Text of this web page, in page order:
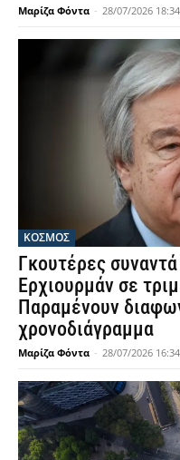
Μαρίζα Φόντα - 28/07/2026 18:34
ΚΟΣΜΟΣ
Γκουτέρες
Ερχιουρμάν σε
Παραμένουν
χρονοδιάγραμμα
Μαρίζα Φόντα - 28/07/2026 16:34